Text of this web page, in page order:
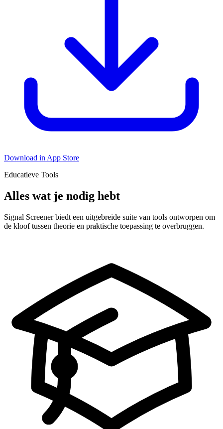
Download in App Store
Educatieve Tools
Alles wat je nodig hebt
Signal Screener biedt een uitgebreide suite van tools ontworpen om
de kloof tussen theorie en praktische toepassing te overbruggen.